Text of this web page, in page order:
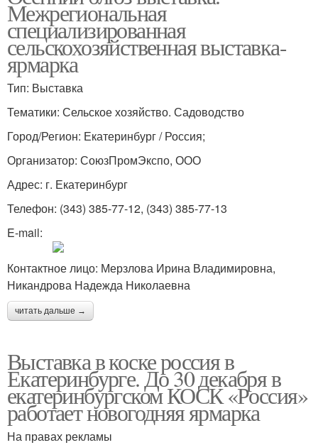
Межрегиональная
специализированная
сельскохозяйственная выставка-
ярмарка
Тип: Выставка
Тематики: Сельское хозяйство. Садоводство
Город/Регион: Екатеринбург / Россия;
Организатор: СоюзПромЭкспо, ООО
Адрес: г. Екатеринбург
Телефон: (343) 385-77-12, (343) 385-77-13
E-mail:
Контактное лицо: Мерзлова Ирина Владимировна,
Никандрова Надежда Николаевна
читать дальше →
Выставка в коске россия в
Екатеринбурге. До 30 декабря в
екатеринбургском КОСК «Россия»
работает новогодняя ярмарка
На правах рекламы